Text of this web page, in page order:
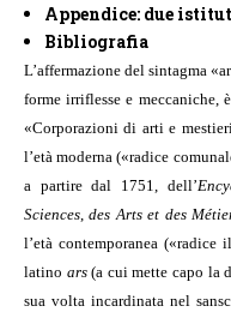
Appendice: due
Bibliografia
L’affermazione del sintagma
forme irriflesse e meccaniche,
«Corporazioni di arti e
l’età moderna («radice
a partire dal 1751, dell’
Sciences des Arts et des
l’età contemporanea
latino ars(a cui mette capo la
sua volta incardinata nel